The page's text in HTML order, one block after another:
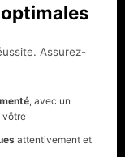
Assurez-
, avec un
vôtre
attentivement et